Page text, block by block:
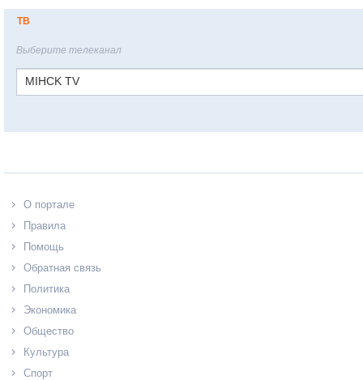
ТВ
Выберите телеканал
MIHCK TV
О портале
Правила
Помощь
Обратная связь
Политика
Экономика
Общество
Культура
Спорт